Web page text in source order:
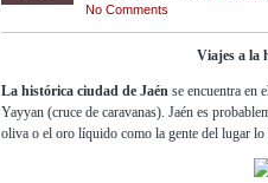
No Comments
Viajes a la
La histórica ciudad de Jaén se encuentra en
Yayyan (cruce de caravanas). Jaén es
oliva o el oro líquido como la gente del lugar lo